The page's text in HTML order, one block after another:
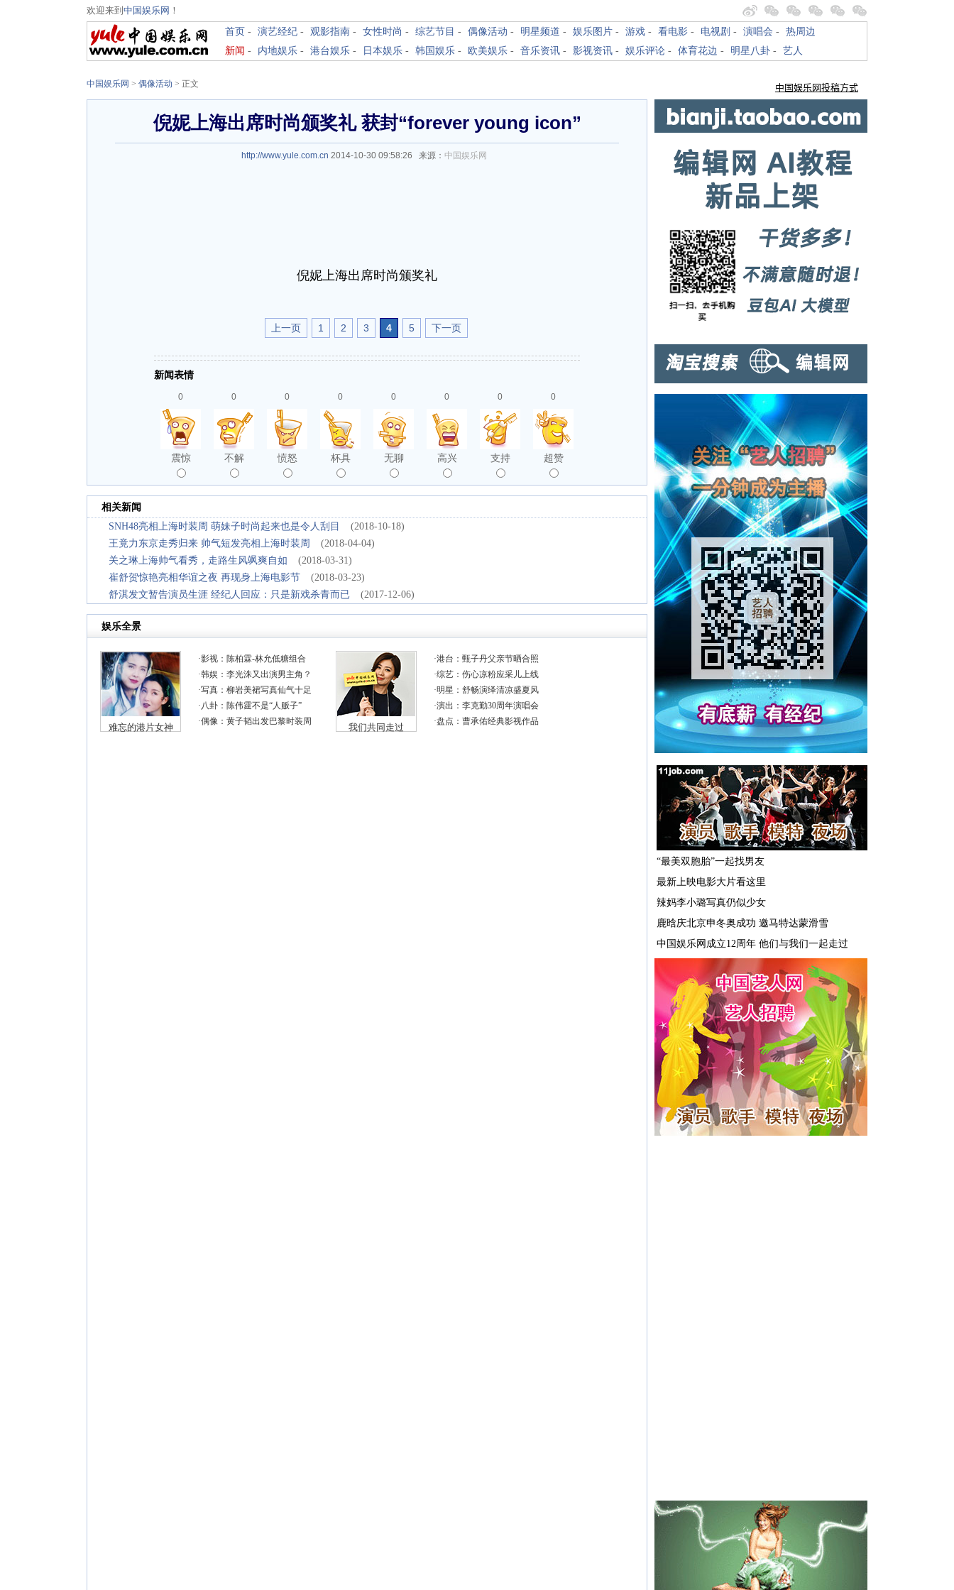
欢迎来到 中国娱乐网 ！
首页 - 演艺经纪 - 观影指南 - 女性时尚 - 综艺节目 - 偶像活动 - 明星频道 - 娱乐图片 - 游戏 - 看电影 - 电视剧 - 演唱会 - 热周边
新闻 - 内地娱乐 - 港台娱乐 - 日本娱乐 - 韩国娱乐 - 欧美娱乐 - 音乐资讯 - 影视资讯 - 娱乐评论 - 体育花边 - 明星八卦 - 艺人
中国娱乐网 > 偶像活动 > 正文
倪妮上海出席时尚颁奖礼 获封“forever young icon”
http://www.yule.com.cn 2014-10-30 09:58:26 来源： 中国娱乐网
倪妮上海出席时尚颁奖礼
上一页 1 2 3 4 5 下一页
新闻表情
0
震惊
0
不解
0
愤怒
0
杯具
0
无聊
0
高兴
0
支持
0
超赞
相关新闻
SNH48亮相上海时装周 萌妹子时尚起来也是令人刮目
(2018-10-18)
王竟力东京走秀归来 帅气短发亮相上海时装周
(2018-04-04)
关之琳上海帅气看秀，走路生风飒爽自如
(2018-03-31)
崔舒贺惊艳亮相华谊之夜 再现身上海电影节
(2018-03-23)
舒淇发文暂告演员生涯 经纪人回应：只是新戏杀青而已
(2017-12-06)